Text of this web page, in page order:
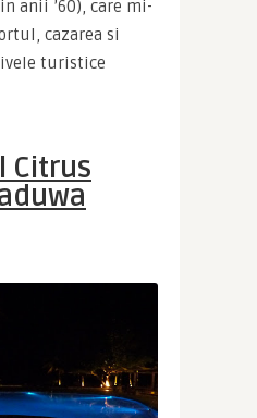
anii ’60), care mi-
cazarea si
turistice
Citrus